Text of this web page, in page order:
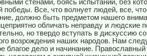
стенами, боясь испытаний, без
победы. Все, что волнует людей, все,
должно быть предметом нашего
обличать неправду и людские
но твердо вступать в дискуссию
возрождения наших народов. Нам
благое дело и начинание. Православный